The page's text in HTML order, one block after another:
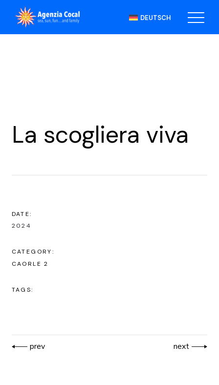
content
DEUTSCH
DATE:
2024
CATEGORY:
CAORLE 2
TAGS:
La scogliera viva
prev next